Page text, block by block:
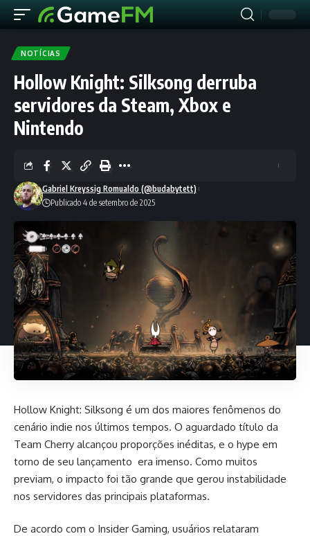
NOTÍCIAS
Hollow Knight: Silksong derruba
servidores da Steam, Xbox e
Nintendo
Gabriel Kreyssig Romualdo (@budabytett)
Publicado 4 de setembro de 2025
Hollow Knight: Silksong é um dos maiores fenômenos do
cenário indie nos últimos tempos. O aguardado título da
Team Cherry alcançou proporções inéditas, e o hype em
torno de seu lançamento era imenso. Como muitos
previam, o impacto foi tão grande que gerou instabilidade
nos servidores das principais plataformas.
De acordo com o Insider Gaming, usuários relataram